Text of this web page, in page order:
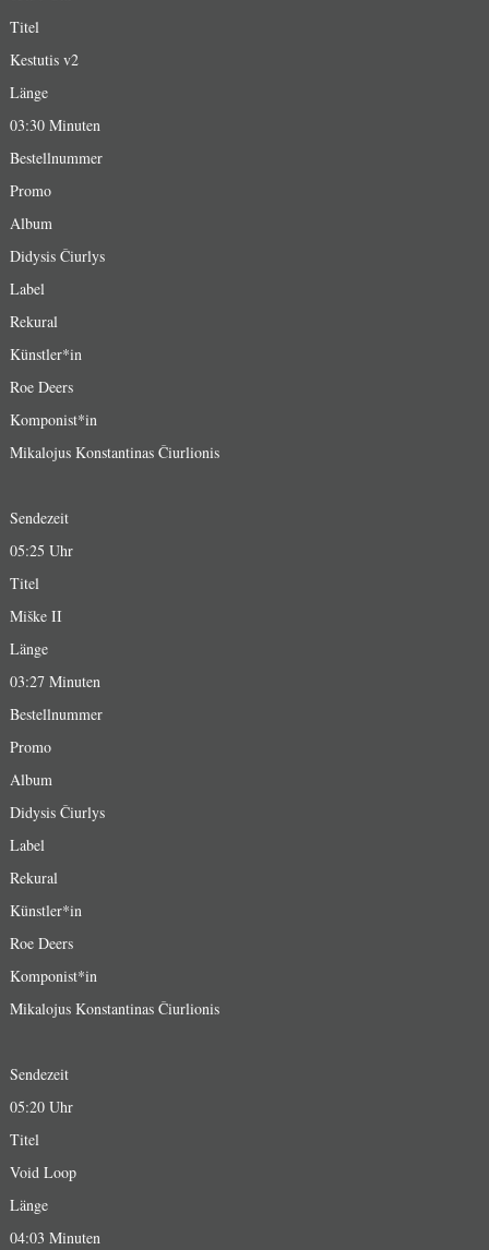
Titel
Kestutis v2
Länge
03:30 Minuten
Bestellnummer
Promo
Album
Didysis Čiurlys
Label
Rekural
Künstler*in
Roe Deers
Komponist*in
Mikalojus Konstantinas Čiurlionis
Sendezeit
05:25 Uhr
Titel
Miške II
Länge
03:27 Minuten
Bestellnummer
Promo
Album
Didysis Čiurlys
Label
Rekural
Künstler*in
Roe Deers
Komponist*in
Mikalojus Konstantinas Čiurlionis
Sendezeit
05:20 Uhr
Titel
Void Loop
Länge
04:03 Minuten